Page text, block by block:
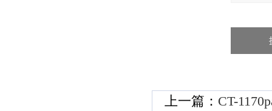
上一篇： CT-